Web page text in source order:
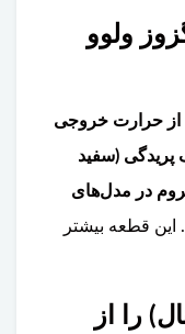
ولوو
حرارت خروجی
(سفید
در مدل‌های
قطعه بیشتر
را از